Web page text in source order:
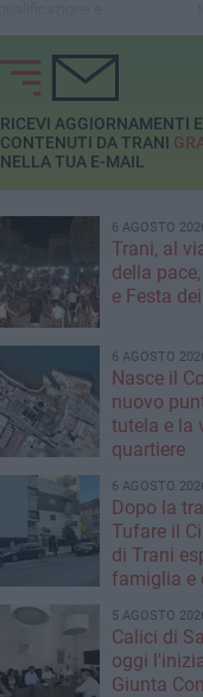
RICEVI AGGIORNAMENTI E
CONTENUTI DA TRANI
NELLA TUA E-MAIL
6 AGOSTO
Trani, al
della
e Festa
6 AGOSTO
Nasce il
nuovo
tutela e la
quartiere
6 AGOSTO
Dopo la
Tufare il
di Trani
famiglia e
5 AGOSTO
Calici di
oggi
Giunta